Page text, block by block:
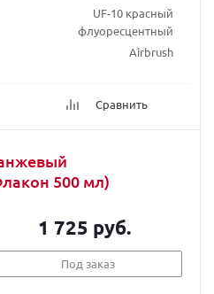
UF-10 красный
флуоресцентный
Airbrush
Сравнить
500 мл)
1 725 руб.
Под заказ